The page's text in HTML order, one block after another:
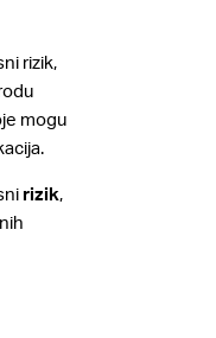
rizik,
mogu
rizik,